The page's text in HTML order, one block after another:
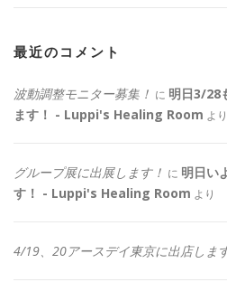
最近のコメント
波動調整モニター募集！ に 明日3/28
ます！ - Luppi's Healing Room より
グループ展に出展します！ に 明日い
す！ - Luppi's Healing Room より
4/19、20アースデイ東京に出店しま